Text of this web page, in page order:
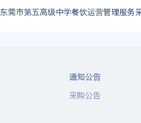
东莞市第五高级中学餐饮运营管理服务采购项目更正
通知公告
采购公告